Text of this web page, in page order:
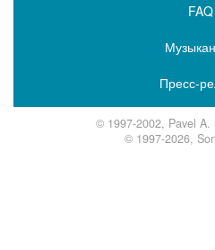
FAQ
Пресс-
© 1997-2002, Pavel A.
© 1997-2026,